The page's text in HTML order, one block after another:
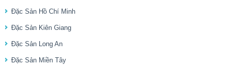
Đặc Sản Hồ Chí Minh
Đặc Sản Kiên Giang
Đặc Sản Long An
Đặc Sản Miền Tây